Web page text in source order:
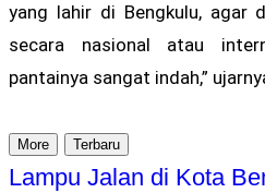
yang lahir di Bengkulu, agar
secara nasional atau
pantainya sangat indah,”
More Terbaru
Lampu Jalan di Kota